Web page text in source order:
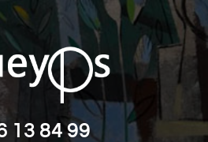
13 84 99